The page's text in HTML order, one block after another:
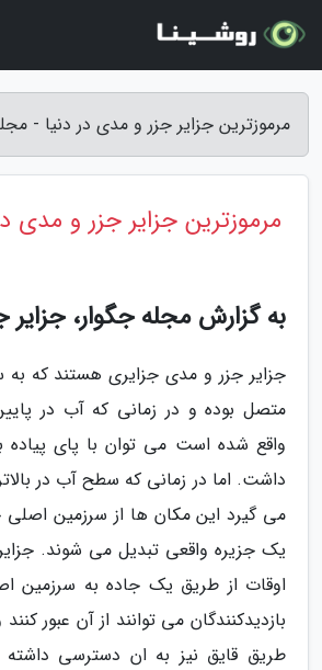
مرموزترین جزایر جزر و مدی در دنیا -
مرموزترین جزایر جزر و مدی
به گزارش مجله جگوار،
جزایر جزر و مدی جزایری هستند که
متصل بوده و در زمانی که آب در
واقع شده است می توان با پای
داشت. اما در زمانی که سطح آب در
می گیرد این مکان ها از سرزمین
یک جزیره واقعی تبدیل می شوند.
اوقات از طریق یک جاده به
بازدیدکنندگان می توانند از آن عبور کنند
طریق قایق نیز به ان دسترسی داشته